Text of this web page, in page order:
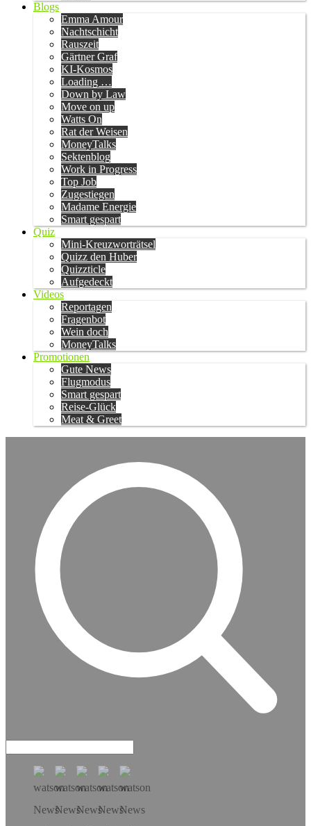
Blogs
Emma Amour
Nachtschicht
Rauszeit
Gärtner Graf
KI-Kosmos
Loading …
Down by Law
Move on up
Watts On
Rat der Weisen
MoneyTalks
Sektenblog
Work in Progress
Top Job
Zugestiegen
Madame Energie
Smart gespart
Quiz
Mini-Kreuzworträtsel
Quizz den Huber
Quizzticle
Aufgedeckt
Videos
Reportagen
Fragenbot
Wein doch
MoneyTalks
Promotionen
Gute News
Flugmodus
Smart gespart
Reise-Glück
Meat & Greet